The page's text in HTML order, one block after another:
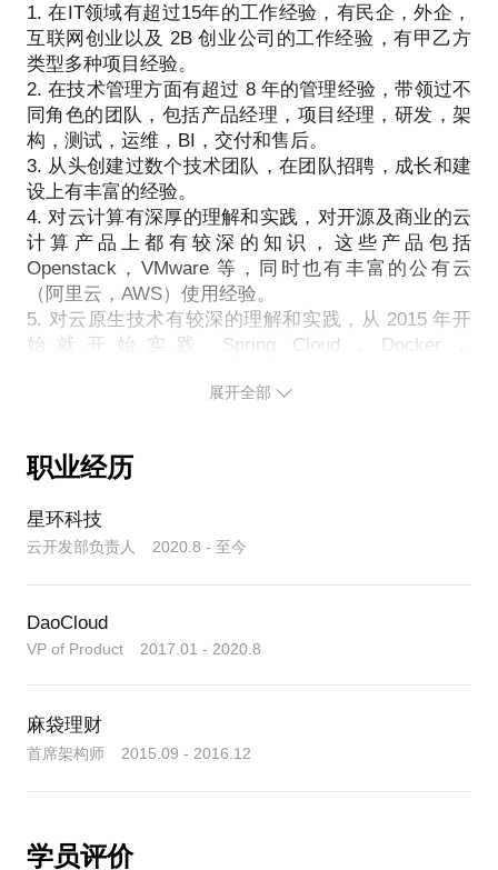
1.多智能体 AI 系统基础：理论与框架
深入探讨多智能体 AI 系统的核心理论与技术框架，内
容涵盖系统架构设计、关键模块实现、通信机制与协
作策略，并结合典型应用场景介绍企业级部署的关键
考量。
2.企业级多智能体 AI 系统构建实战
基于 LangGraph 和 LangSmith 等主流智能体开发框
架，详解从系统规划到实际部署的全流程实践，涵盖
工作流设计、状态管理、任务编排与监控等工程细
节。
3.AI 智能体记忆系统：理论与实践（含 MemoryOS
系统梳理智能体记忆机制的发展演变，从传统上下文
架的设计理念、架构原理与关键实现，重点讲解参数
性记忆与明文记忆等关键技术方案及其在真实应用中
的效能表现。
备语境理解与持续交互能力的智能体与 RAG 应用。
重点介绍上下文工程（Context Engineering）的实施
1. 在IT领域有超过15年的工作经验，有民企，外企，
互联网创业以及 2B 创业公司的工作经验，有甲乙方
类型多种项目经验。
2. 在技术管理方面有超过 8 年的管理经验，带领过不
同角色的团队，包括产品经理，项目经理，研发，架
构，测试，运维，BI，交付和售后。
3. 从头创建过数个技术团队，在团队招聘，成长和建
设上有丰富的经验。
4. 对云计算有深厚的理解和实践，对开源及商业的云
计算产品上都有较深的知识，这些产品包括
Openstack，VMware 等，同时也有丰富的公有云
（阿里云，AWS）使用经验。
5. 对云原生技术有较深的理解和实践，从 2015 年开
始就开始实践 Spring Cloud，Docker，
6. 对软件架构设计有很深的理解，做过业务系统微服
系》。
在工作期间，分别在中国和美国提交了20+专利申
2002年9月 - 2005年7月 南京大学 计算机科学与技术
系 硕士
件开发做到架构设计。
展开全部
职业经历
星环科技
云开发部负责人 2020.8 - 至今
DaoCloud
VP of Product 2017.01 - 2020.8
麻袋理财
首席架构师 2015.09 - 2016.12
学员评价